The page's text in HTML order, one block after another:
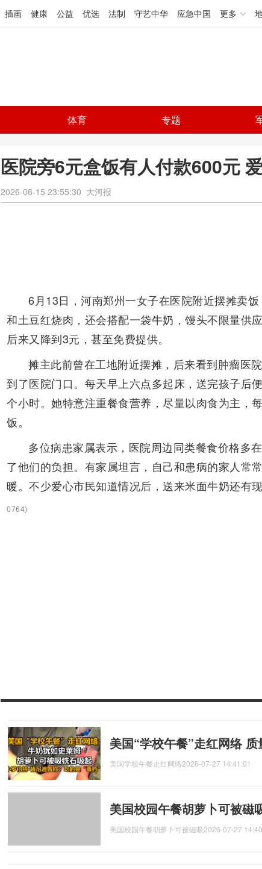
插画 健康 公益 优选 法制 守艺中华 应急中国 更多
体育 专题
医院旁6元盒饭有人付款600元
2026-06-15 23:55:30 大河报
6月13日，河南郑州一女子在医院附近摆摊卖
和土豆红烧肉，还会搭配一袋牛奶，馒头不限量供
后来又降到3元，甚至免费提供。
摊主此前曾在工地附近摆摊，后来看到肿瘤医
到了医院门口。每天早上六点多起床，送完孩子后
个小时。她特意注重餐食营养，尽量以肉食为主，
饭。
多位病患家属表示，医院周边同类餐食价格多
了他们的负担。有家属坦言，自己和患病的家人常
暖。不少爱心市民知道情况后，送来米面牛奶还有
0764)
美国“学校午餐”走红网络 质
美国学校午餐走红网络2026-07-27 14:41:01
美国校园午餐胡萝卜可被磁
美国校园午餐胡萝卜可被磁吸2026-07-27